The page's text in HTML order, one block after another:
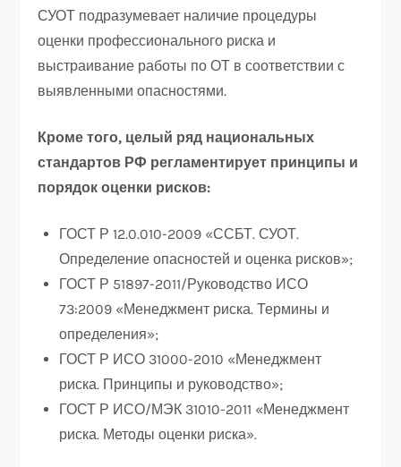
СУОТ подразумевает наличие процедуры
оценки профессионального риска и
выстраивание работы по ОТ в соответствии с
выявленными опасностями.
Кроме того, целый ряд национальных
стандартов РФ регламентирует принципы и
порядок оценки рисков:
ГОСТ Р 12.0.010-2009 «ССБТ. СУОТ.
Определение опасностей и оценка рисков»;
ГОСТ Р 51897-2011/Руководство ИСО
73:2009 «Менеджмент риска. Термины и
определения»;
ГОСТ Р ИСО 31000-2010 «Менеджмент
риска. Принципы и руководство»;
ГОСТ Р ИСО/МЭК 31010-2011 «Менеджмент
риска. Методы оценки риска».